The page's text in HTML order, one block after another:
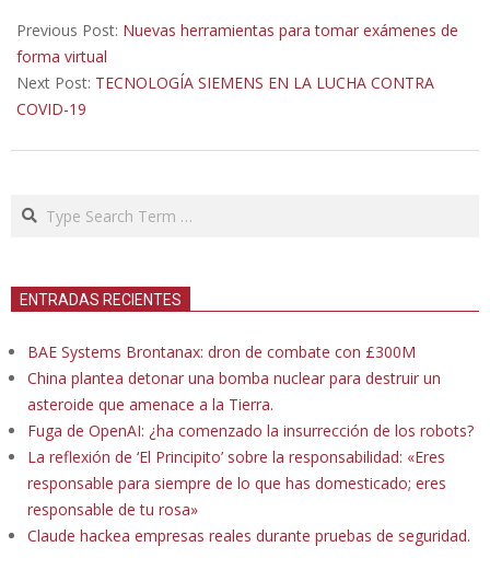
05-
06
Previous Post: Nuevas herramientas para tomar exámenes de
forma virtual
Next Post: TECNOLOGÍA SIEMENS EN LA LUCHA CONTRA
COVID-19
Search
ENTRADAS RECIENTES
BAE Systems Brontanax: dron de combate con £300M
China plantea detonar una bomba nuclear para destruir un
asteroide que amenace a la Tierra.
Fuga de OpenAI: ¿ha comenzado la insurrección de los robots?
La reflexión de ‘El Principito’ sobre la responsabilidad: «Eres
responsable para siempre de lo que has domesticado; eres
responsable de tu rosa»
Claude hackea empresas reales durante pruebas de seguridad.